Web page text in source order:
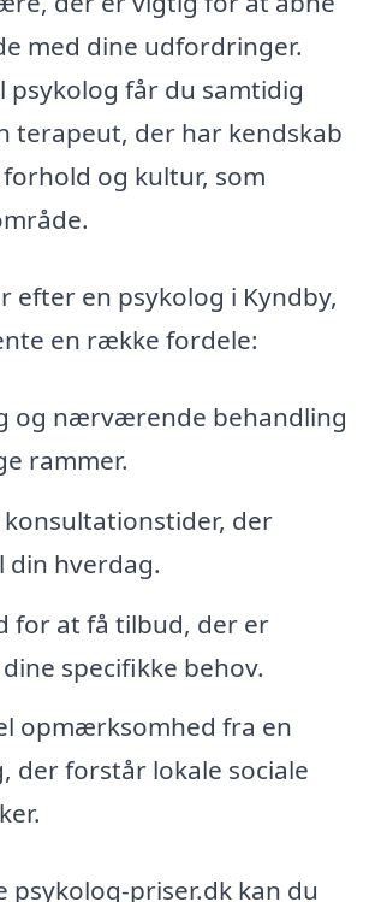
med dine udfordringer.
psykolog får du samtidig
terapeut, der har kendskab
og kultur, som
efter en psykolog i Kyndby,
en række fordele:
og nærværende behandling
rammer.
konsultationstider, der
din hverdag.
for at få tilbud, der er
specifikke behov.
opmærksomhed fra en
der forstår lokale sociale
psykolog-priser.dk kan du